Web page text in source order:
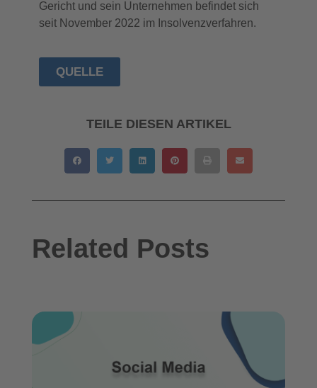
Gericht und sein Unternehmen befindet sich
seit November 2022 im Insolvenzverfahren.
QUELLE
TEILE DIESEN ARTIKEL
Related Posts